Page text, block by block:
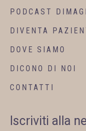
PODCAST
DIVENTA
DOVE SIAMO
DICONO DI NOI
CONTATTI
Iscriviti alla